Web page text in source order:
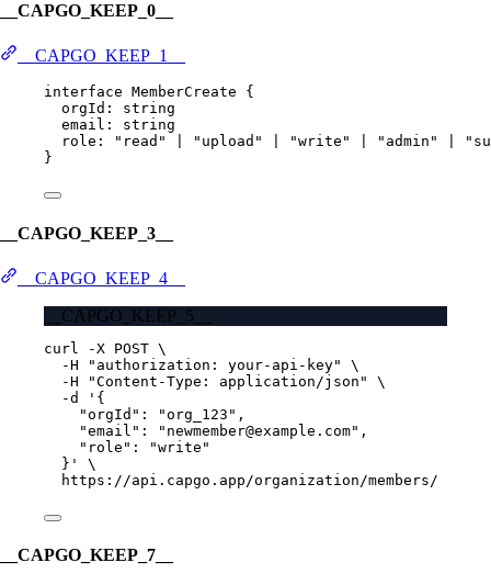
__CAPGO_KEEP_0__
__CAPGO_KEEP_1__
interface MemberCreate {
orgId :
string
email :
string
role : "read" "upload" "write" "admin"
}
__CAPGO_KEEP_3__
__CAPGO_KEEP_4__
__CAPGO_KEEP_5__
curl -X POST \
-H
"authorization: your-api-key"
\
-H
"Content-Type: application/json"
\
-d
'{
"orgId": "org_123",
"email": "newmember@example.com",
"role": "write"
}'
\
https://api.capgo.app/organization/members/
__CAPGO_KEEP_7__